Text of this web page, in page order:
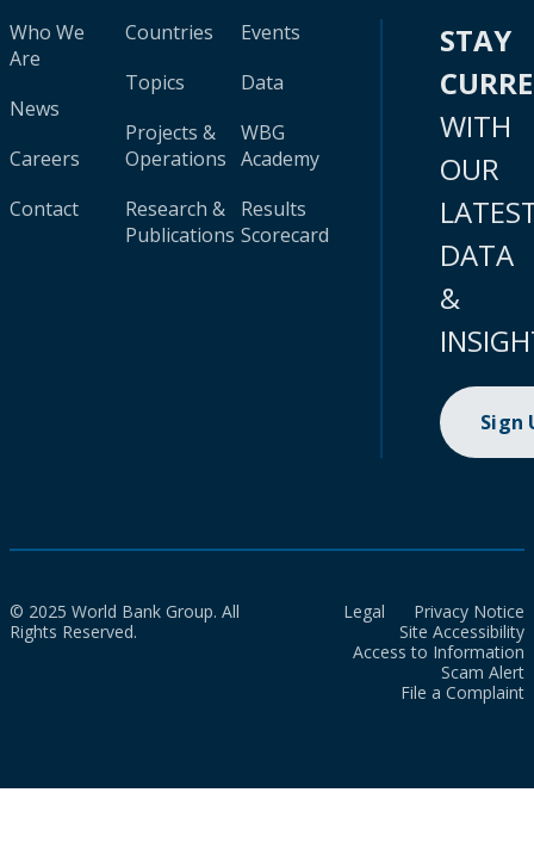
Who We
Are
News
Careers
Contact
Countries
Topics
Projects &
Operations
Research &
Publications
Events
Data
WBG
Academy
Results
Scorecard
STAY
WITH
OUR
DATA
&
Sign
© 2025 World Bank Group. All
Rights Reserved.
Legal
Privacy Notice
Site Accessibility
Access to Information
Scam Alert
File a Complaint